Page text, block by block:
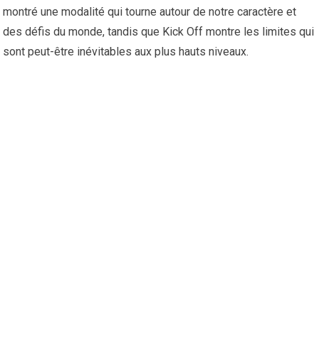
montré une modalité qui tourne autour de notre caractère et
des défis du monde, tandis que Kick Off montre les limites qui
sont peut-être inévitables aux plus hauts niveaux.